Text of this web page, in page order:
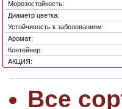
Морозостойкость:
Диаметр цветка:
Устойчивость к заболеваниям:
Аромат:
Контейнер:
АКЦИЯ:
Все